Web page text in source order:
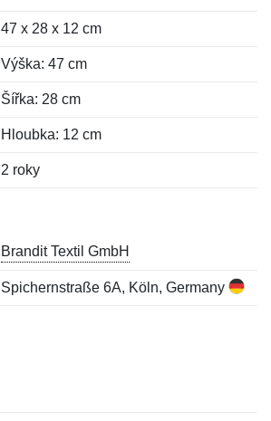
47 x 28 x 12 cm
Výška: 47 cm
Šířka: 28 cm
Hloubka: 12 cm
2 roky
Brandit Textil GmbH
Spichernstraße 6A, Köln, Germany